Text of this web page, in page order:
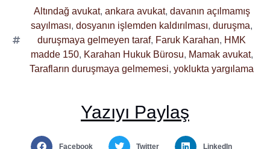
Altındağ avukat, ankara avukat, davanın açılmamış
sayılması, dosyanın işlemden kaldırılması, duruşma,
duruşmaya gelmeyen taraf, Faruk Karahan, HMK
madde 150, Karahan Hukuk Bürosu, Mamak avukat,
Tarafların duruşmaya gelmemesi, yoklukta yargılama
Yazıyı Paylaş
Facebook Twitter LinkedIn